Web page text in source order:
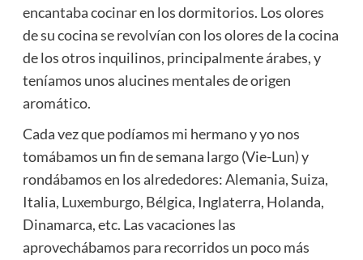
encantaba cocinar en los dormitorios. Los olores
de su cocina se revolvían con los olores de la cocina
de los otros inquilinos, principalmente árabes, y
teníamos unos alucines mentales de origen
aromático.
Cada vez que podíamos mi hermano y yo nos
tomábamos un fin de semana largo (Vie-Lun) y
rondábamos en los alrededores: Alemania, Suiza,
Italia, Luxemburgo, Bélgica, Inglaterra, Holanda,
Dinamarca, etc. Las vacaciones las
aprovechábamos para recorridos un poco más